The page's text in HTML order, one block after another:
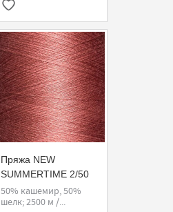
Пряжа NEW
SUMMERTIME 2/50
Loro Piana
50% кашемир, 50%
шелк; 2500 м /...